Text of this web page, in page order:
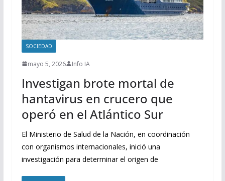
SOCIEDAD
mayo 5, 2026 Info IA
Investigan brote mortal de
hantavirus en crucero que
operó en el Atlántico Sur
El Ministerio de Salud de la Nación, en coordinación
con organismos internacionales, inició una
investigación para determinar el origen de